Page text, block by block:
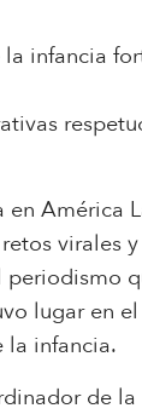
infancia
virales
lugar en
la infancia.
de